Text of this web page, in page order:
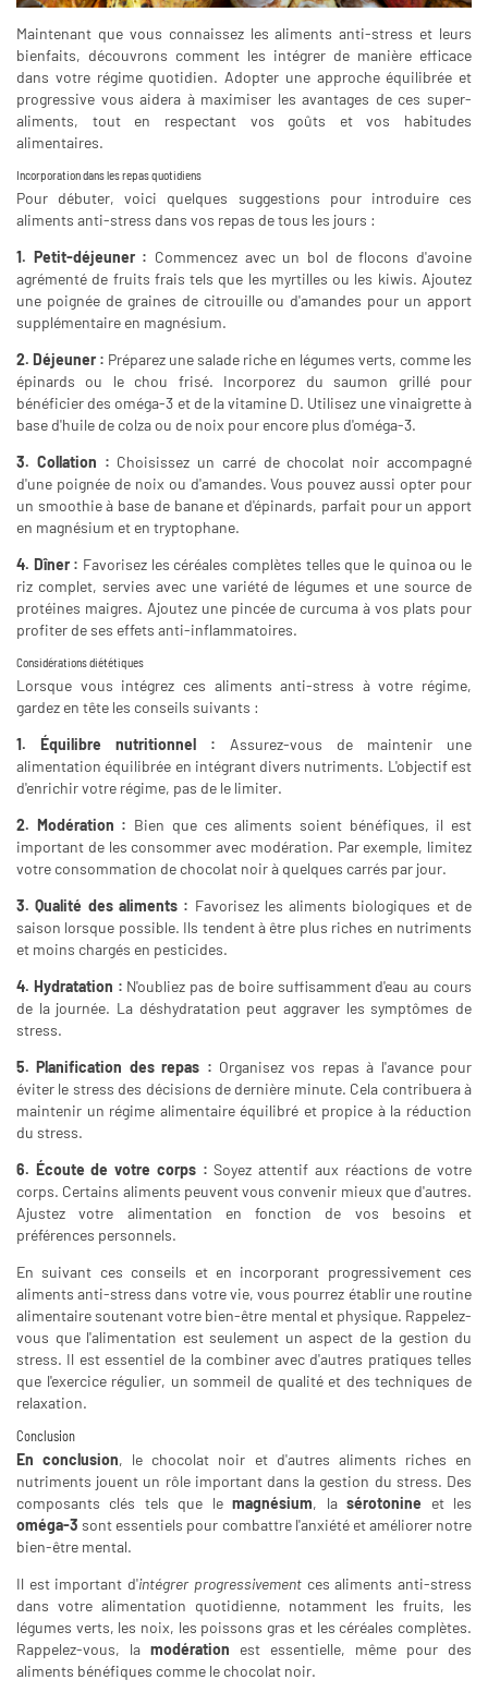
Maintenant que vous connaissez les aliments anti-stress et leurs
bienfaits, découvrons comment les intégrer de manière efficace
dans votre régime quotidien. Adopter une approche équilibrée et
progressive vous aidera à maximiser les avantages de ces super-
aliments, tout en respectant vos goûts et vos habitudes
alimentaires.
Incorporation dans les repas quotidiens
Pour débuter, voici quelques suggestions pour introduire ces
aliments anti-stress dans vos repas de tous les jours :
1. Petit-déjeuner : Commencez avec un bol de flocons d'avoine
agrémenté de fruits frais tels que les myrtilles ou les kiwis. Ajoutez
une poignée de graines de citrouille ou d'amandes pour un apport
supplémentaire en magnésium.
2. Déjeuner : Préparez une salade riche en légumes verts, comme les
épinards ou le chou frisé. Incorporez du saumon grillé pour
bénéficier des oméga-3 et de la vitamine D. Utilisez une vinaigrette à
base d'huile de colza ou de noix pour encore plus d'oméga-3.
3. Collation : Choisissez un carré de chocolat noir accompagné
d'une poignée de noix ou d'amandes. Vous pouvez aussi opter pour
un smoothie à base de banane et d'épinards, parfait pour un apport
en magnésium et en tryptophane.
4. Dîner : Favorisez les céréales complètes telles que le quinoa ou le
riz complet, servies avec une variété de légumes et une source de
protéines maigres. Ajoutez une pincée de curcuma à vos plats pour
profiter de ses effets anti-inflammatoires.
Considérations diététiques
Lorsque vous intégrez ces aliments anti-stress à votre régime,
gardez en tête les conseils suivants :
1. Équilibre nutritionnel : Assurez-vous de maintenir une
alimentation équilibrée en intégrant divers nutriments. L'objectif est
d'enrichir votre régime, pas de le limiter.
2. Modération : Bien que ces aliments soient bénéfiques, il est
important de les consommer avec modération. Par exemple, limitez
votre consommation de chocolat noir à quelques carrés par jour.
3. Qualité des aliments : Favorisez les aliments biologiques et de
saison lorsque possible. Ils tendent à être plus riches en nutriments
et moins chargés en pesticides.
4. Hydratation : N'oubliez pas de boire suffisamment d'eau au cours
de la journée. La déshydratation peut aggraver les symptômes de
stress.
5. Planification des repas : Organisez vos repas à l'avance pour
éviter le stress des décisions de dernière minute. Cela contribuera à
maintenir un régime alimentaire équilibré et propice à la réduction
du stress.
6. Écoute de votre corps : Soyez attentif aux réactions de votre
corps. Certains aliments peuvent vous convenir mieux que d'autres.
Ajustez votre alimentation en fonction de vos besoins et
préférences personnels.
En suivant ces conseils et en incorporant progressivement ces
aliments anti-stress dans votre vie, vous pourrez établir une routine
alimentaire soutenant votre bien-être mental et physique. Rappelez-
vous que l'alimentation est seulement un aspect de la gestion du
stress. Il est essentiel de la combiner avec d'autres pratiques telles
que l'exercice régulier, un sommeil de qualité et des techniques de
relaxation.
Conclusion
En conclusion, le chocolat noir et d'autres aliments riches en
nutriments jouent un rôle important dans la gestion du stress. Des
composants clés tels que lemagnésium, lasérotonine et les
oméga-3 sont essentiels pour combattre l'anxiété et améliorer notre
bien-être mental.
Il est important d'intégrer progressivementces aliments anti-stress
dans votre alimentation quotidienne, notamment les fruits, les
légumes verts, les noix, les poissons gras et les céréales complètes.
Rappelez-vous, la modération est essentielle, même pour des
aliments bénéfiques comme le chocolat noir.